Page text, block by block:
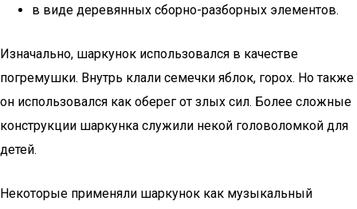
в виде деревянных сборно-разборных элементов.
Изначально, шаркунок использовался в качестве
погремушки. Внутрь клали семечки яблок, горох. Но также
он использовался как оберег от злых сил. Более сложные
конструкции шаркунка служили некой головоломкой для
детей.
Некоторые применяли шаркунок как музыкальный